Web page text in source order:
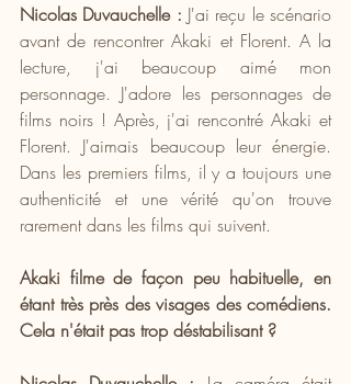
Nicolas Duvauchelle : J'ai reçu le scénario
avant de rencontrer Akaki et Florent. A la
lecture, j'ai beaucoup aimé mon
personnage. J'adore les personnages de
films noirs ! Après, j'ai rencontré Akaki et
Florent. J'aimais beaucoup leur énergie.
Dans les premiers films, il y a toujours une
authenticité et une vérité qu'on trouve
rarement dans les films qui suivent.
Akaki filme de façon peu habituelle, en
étant très près des visages des comédiens.
Cela n'était pas trop déstabilisant ?